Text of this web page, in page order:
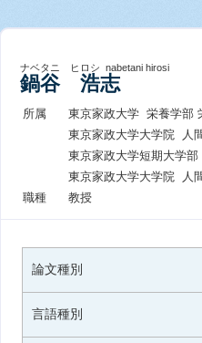
ナベタニ ヒロシ nabetani hirosi
鍋谷 浩志
所属
東京家政大学 栄養学部
東京家政大学大学院 人
東京家政大学短期大学
東京家政大学大学院 人
職種
教授
論文種別
言語種別